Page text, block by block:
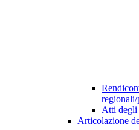
Atti degli
Articolazione